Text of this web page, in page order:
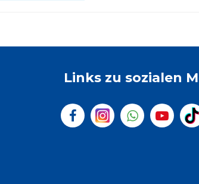
Links zu sozialen